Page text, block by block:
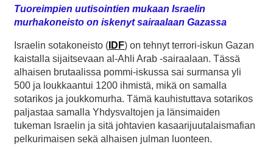
Tuoreimpien uutisointien mukaan Israelin
murhakoneisto on iskenyt sairaalaan Gazassa
Israelin sotakoneisto ( IDF) on tehnyt terrori-iskun Gazan
kaistalla sijaitsevaan al-Ahli Arab -sairaalaan. Tässä
alhaisen brutaalissa pommi-iskussa sai surmansa yli
500 ja loukkaantui 1200 ihmistä, mikä on samalla
sotarikos ja joukkomurha. Tämä kauhistuttava sotarikos
paljastaa samalla Yhdysvaltojen ja länsimaiden
tukeman Israelin ja sitä johtavien kasaarijuutalaismafian
pelkurimaisen sekä alhaisen julman luonteen.